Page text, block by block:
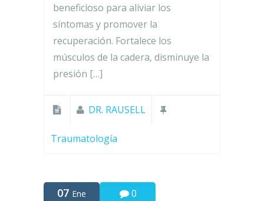
beneficioso para aliviar los
síntomas y promover la
recuperación. Fortalece los
músculos de la cadera, disminuye la
presión […]
DR. RAUSELL
Traumatología
07 Ene 0